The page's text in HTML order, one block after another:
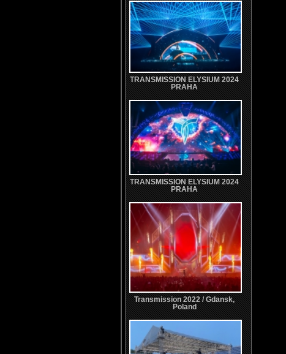
TRANSMISSION ELYSIUM 2024
PRAHA
TRANSMISSION ELYSIUM 2024
PRAHA
Transmission 2022 / Gdansk,
Poland